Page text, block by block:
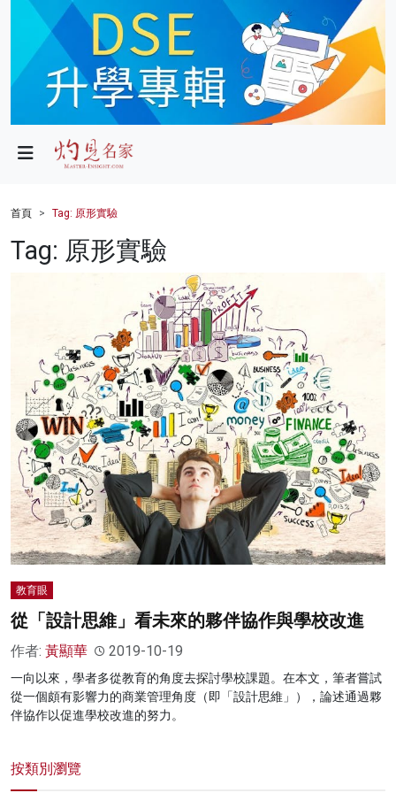
政局
財經
科技
影片
名家榜
灼見活動
關於我們
首頁 Tag: 原形實驗
Tag: 原形實驗
教育眼
從「設計思維」看未來的夥伴協作與學校改進
作者: 黃顯華 2019-10-19
一向以來，學者多從教育的角度去探討學校課題。在本文，筆者嘗試
從一個頗有影響力的商業管理角度（即「設計思維」），論述通過夥
伴協作以促進學校改進的努力。
按類別瀏覽